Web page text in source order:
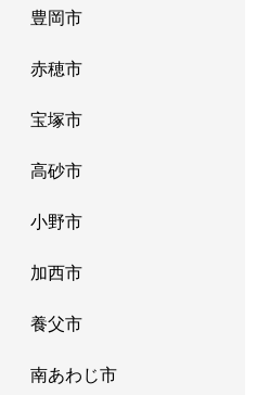
万円
尼崎(ＪＲ)
万円
尼崎(ＪＲ)
万円
尼崎(ＪＲ)
万円
尼崎(ＪＲ)
万円
園田
万円
尼崎(ＪＲ)
万円
尼崎(ＪＲ)
万円
尼崎(ＪＲ)
豊岡市
赤穂市
宝塚市
高砂市
小野市
加西市
養父市
南あわじ市